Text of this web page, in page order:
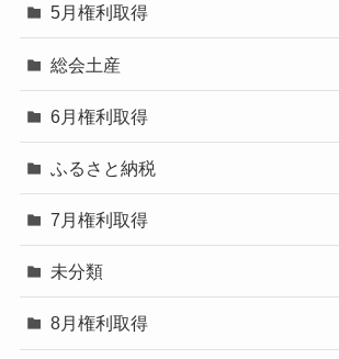
5月権利取得
総会土産
6月権利取得
ふるさと納税
7月権利取得
未分類
8月権利取得